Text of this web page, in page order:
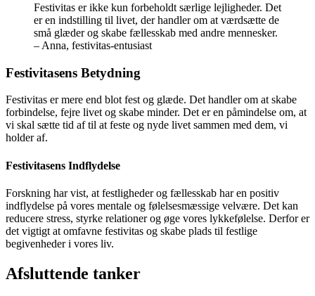
Festivitas er ikke kun forbeholdt særlige lejligheder. Det
er en indstilling til livet, der handler om at værdsætte de
små glæder og skabe fællesskab med andre mennesker.
– Anna, festivitas-entusiast
Festivitasens Betydning
Festivitas er mere end blot fest og glæde. Det handler om at skabe
forbindelse, fejre livet og skabe minder. Det er en påmindelse om, at
vi skal sætte tid af til at feste og nyde livet sammen med dem, vi
holder af.
Festivitasens Indflydelse
Forskning har vist, at festligheder og fællesskab har en positiv
indflydelse på vores mentale og følelsesmæssige velvære. Det kan
reducere stress, styrke relationer og øge vores lykkefølelse. Derfor er
det vigtigt at omfavne festivitas og skabe plads til festlige
begivenheder i vores liv.
Afsluttende tanker